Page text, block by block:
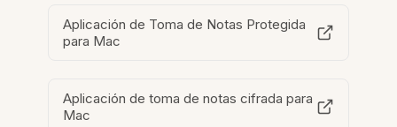
Aplicación de Toma de Notas Protegida
para Mac
Aplicación de toma de notas cifrada para
Mac